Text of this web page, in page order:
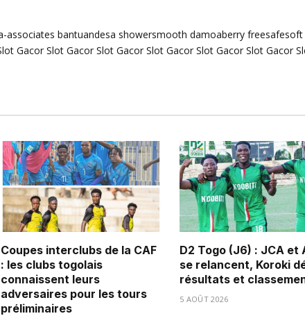
associates bantuandesa showersmooth damoaberry freesafesoft
Gacor Slot Gacor Slot Gacor Slot Gacor Slot Gacor Slot Gacor
Coupes interclubs de la CAF
: les clubs togolais
connaissent leurs
adversaires pour les tours
préliminaires
D2 Togo (J6) : JCA et
se relancent, Koroki
résultats et
5 AOÛT 2026